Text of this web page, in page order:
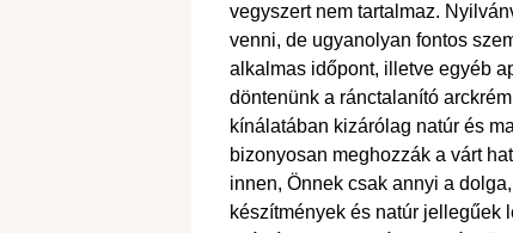
vegyszert nem tartalmaz.
venni, de ugyanolyan fontos
alkalmas időpont, illetve egyéb
döntenünk a ránctalanító
kínálatában kizárólag natúr és
bizonyosan meghozzák a várt
innen, Önnek csak annyi a
készítmények és natúr jellegűek